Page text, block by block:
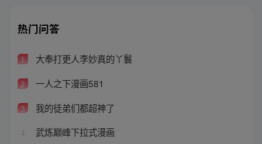
热门问答
1 大奉打更人李妙真的丫鬟
2 一人之下漫画581
3 我的徒弟们都超神了
4 武炼巅峰下拉式漫画